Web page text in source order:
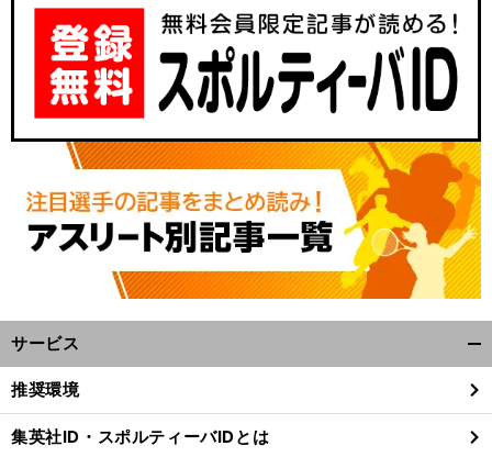
伊
」
。
、
サービス
閉
る
推奨環境
集英社ID・スポルティーバIDとは